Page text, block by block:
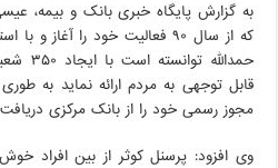
به گزارش پایگاه خبری بانک و بیمه،
که از سال ۹۰ فعالیت خود را
قابل توجهی به مردم ارائه نماید به
مجوز رسمی خود را از بانک مرکزی
وی افزود: پرسنل کوثر از بین افراد